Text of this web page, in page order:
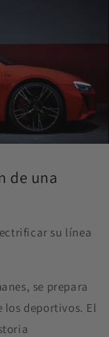
de una
su línea
se prepara
los deportivos. El